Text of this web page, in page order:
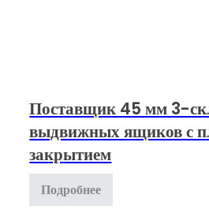
Поставщик 45 мм 3-
выдвижных ящиков с
закрытием
Подробнее